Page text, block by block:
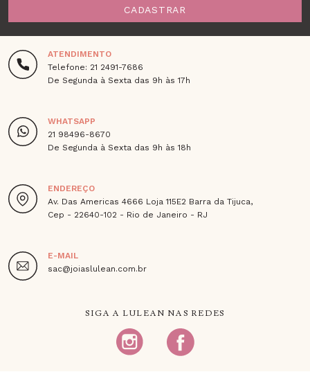
CADASTRAR
ATENDIMENTO
Telefone: 21 2491-7686
De Segunda à Sexta das 9h às 17h
WHATSAPP
21 98496-8670
De Segunda à Sexta das 9h às 18h
ENDEREÇO
Av. Das Americas 4666 Loja 115E2 Barra da Tijuca,
Cep - 22640-102 - Rio de Janeiro - RJ
E-MAIL
sac@joiaslulean.com.br
SIGA A LULEAN NAS REDES